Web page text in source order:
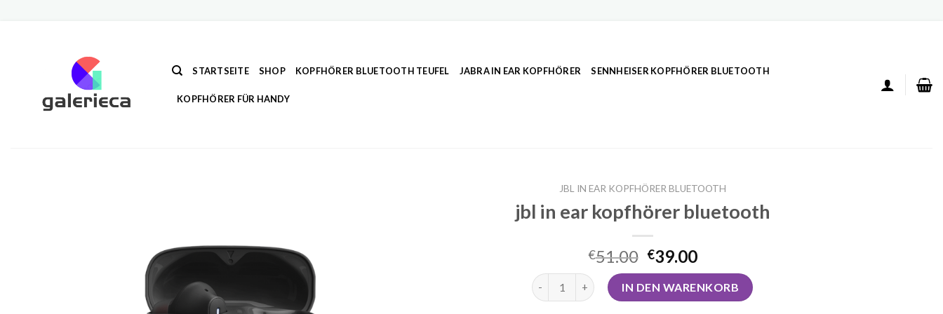
STARTSEITE SHOP KOPFHÖRER BLUETOOTH TEUFEL JABRA IN EAR KOPFHÖRER SENNHEISER KOPFHÖRER BLUETOOTH
KOPFHÖRER FÜR HANDY
JBL IN EAR KOPFHÖRER BLUETOOTH
jbl in ear kopfhörer bluetooth
€51.00 €39.00
jbl in ear kopfhörer bluetooth Menge
IN DEN WARENKORB